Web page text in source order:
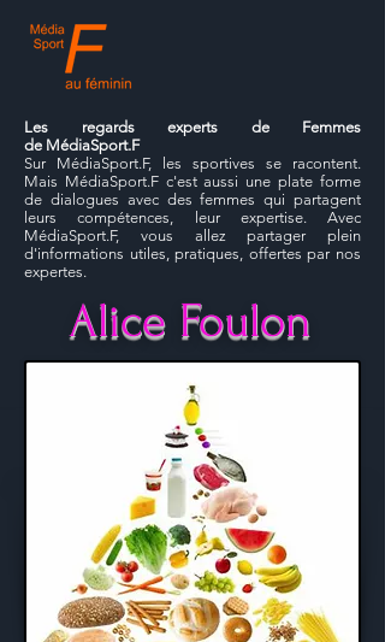
Les regards experts de Femmes
de MédiaSport.F
Sur MédiaSport.F, les sportives se racontent.
Mais MédiaSport.F c'est aussi une plate forme
de dialogues avec des femmes qui partagent
leurs compétences, leur expertise. Avec
MédiaSport.F, vous allez partager plein
d'informations utiles, pratiques, offertes par nos
expertes.
Alice Foulon